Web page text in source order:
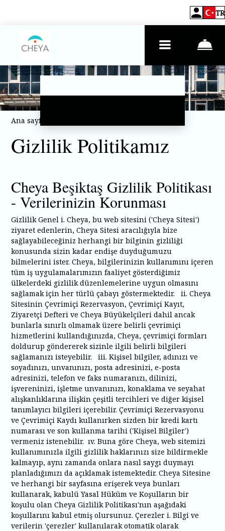
TR
Ana sayfa
Gizlilik Politikamız
Cheya Beşiktaş Gizlilik Politikası
- Verilerinizin Korunması
Gizlilik Genel i. Cheya, bu web sitesini ('Cheya Sitesi')
ziyaret edenlerin, Cheya Sitesi aracılığıyla bize
sağlayabileceğiniz herhangi bir bilginin gizliliği
konusunda sizin kadar endişe duyduğumuzu
bilmelerini ister. Cheya, bilgilerinizin kullanımını içeren
tüm iş uygulamalarımızın faaliyet gösterdiğimiz
ülkelerdeki gizlilik düzenlemelerine uygun olmasını
sağlamak için her türlü çabayı göstermektedir. ii. Cheya
Sitesinin Çevrimiçi Rezervasyon, Çevrimiçi Kayıt,
Ziyaretçi Defteri ve Cheya Büyükelçileri dahil ancak
bunlarla sınırlı olmamak üzere belirli çevrimiçi
hizmetlerini kullandığınızda, Cheya, çevrimiçi formları
doldurup göndererek sizinle ilgili belirli bilgileri
sağlamanızı isteyebilir. iii. Kişisel bilgiler, adınızı ve
soyadınızı, unvanınızı, posta adresinizi, e-posta
adresinizi, telefon ve faks numaranızı, dilinizi,
işvereninizi, işletme unvanınızı, konaklama ve seyahat
alışkanlıklarına ilişkin çeşitli tercihleri ve diğer kişisel
tanımlayıcı bilgileri içerebilir. Çevrimiçi Rezervasyonu
ve Çevrimiçi Kaydı kullanırken sizden bir kredi kartı
numarası ve son kullanma tarihi ('Kişisel Bilgiler')
vermeniz istenebilir. ıv. Buna göre Cheya, web sitemizi
kullanımınızla ilgili gizlilik haklarınızı size bildirmekle
kalmayıp, aynı zamanda onlara nasıl saygı duymayı
planladığımızı da açıklamak istemektedir. Cheya Sitesine
ve herhangi bir sayfasına erişerek veya bunları
kullanarak, kabulü Yasal Hüküm ve Koşulların bir
koşulu olan Cheya Gizlilik Politikası'nın aşağıdaki
koşullarını kabul etmiş olursunuz. Çerezler i. Bilgi ve
verilerin 'çerezler' kullanılarak otomatik olarak